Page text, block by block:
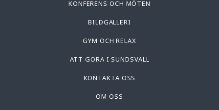
KONFERENS OCH MÖTEN
BILDGALLERI
GYM OCH RELAX
ATT GÖRA I SUNDSVALL
KONTAKTA OSS
OM OSS